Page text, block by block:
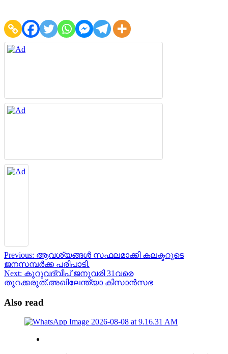
Post
navigation
Previous: ആവശ്യങ്ങൾ സഫലമാക്കി കലക്ടറുടെ
ജനസമ്പർക്ക പരിപാടി.
Next: കുറുവദ്വീപ് ജനുവരി 31വരെ
തുറക്കരുത്.അഖിലേന്ത്യാ കിസാൻസഭ
Also read